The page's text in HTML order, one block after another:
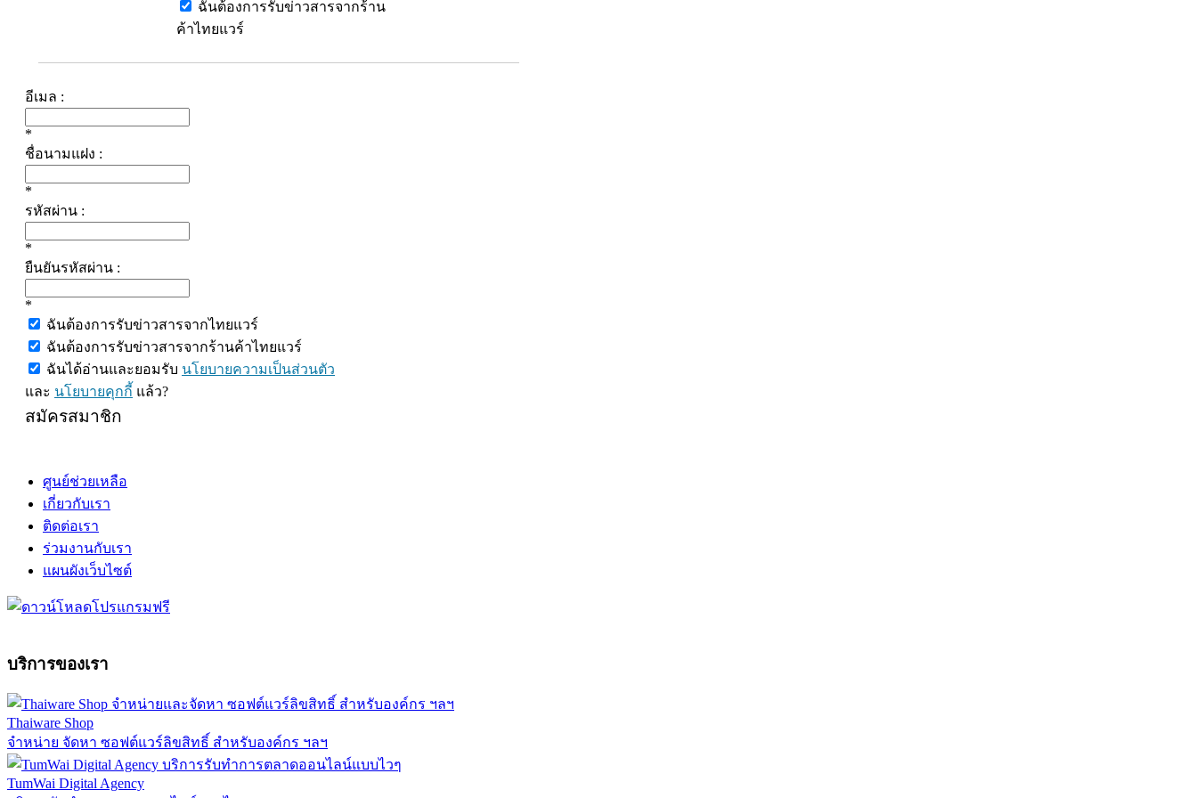
ฉันต้องการรับข่าวสารจากร้าน
ค้าไทยแวร์
อีเมล :
*
ชื่อนามแฝง :
*
รหัสผ่าน :
*
ยืนยันรหัสผ่าน :
*
ฉันต้องการรับข่าวสารจากไทยแวร์
ฉันต้องการรับข่าวสารจากร้านค้าไทยแวร์
ฉันได้อ่านและยอมรับ นโยบายความเป็นส่วนตัว
และ นโยบายคุกกี้ แล้ว?
สมัครสมาชิก
ศูนย์ช่วยเหลือ
เกี่ยวกับเรา
ติดต่อเรา
ร่วมงานกับเรา
แผนผังเว็บไซต์
บริการของเรา
Thaiware Shop
จำหน่าย จัดหา ซอฟต์แวร์ลิขสิทธิ์ สำหรับองค์กร ฯลฯ
TumWai Digital Agency